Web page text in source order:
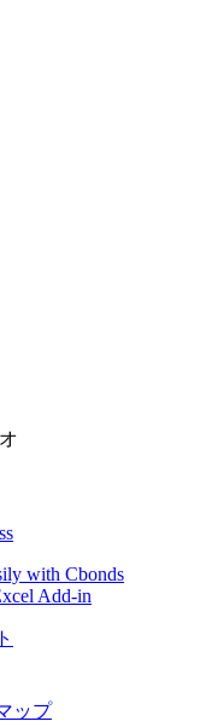
with Cbonds
Add-in
ップ